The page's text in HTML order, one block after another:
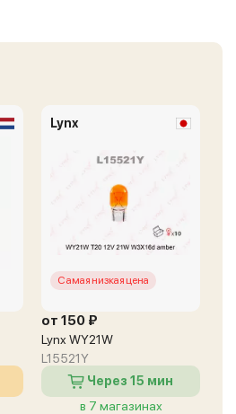
Lynx
Самая низкая цена
от 150 ₽
Lynx WY21W
L15521Y
Через 15 мин
в 7 магазинах